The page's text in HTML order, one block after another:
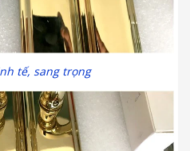
tế, sang trọng